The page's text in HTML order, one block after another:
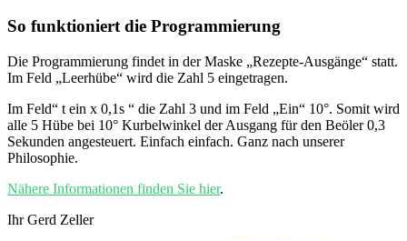
So funktioniert die Programmierung
Die Programmierung findet in der Maske „Rezepte-Ausgänge“ statt.
Im Feld „Leerhübe“ wird die Zahl 5 eingetragen.
Im Feld“ t ein x 0,1s “ die Zahl 3 und im Feld „Ein“ 10°. Somit wird
alle 5 Hübe bei 10° Kurbelwinkel der Ausgang für den Beöler 0,3
Sekunden angesteuert. Einfach einfach. Ganz nach unserer
Philosophie.
Nähere Informationen finden Sie hier.
Ihr Gerd Zeller